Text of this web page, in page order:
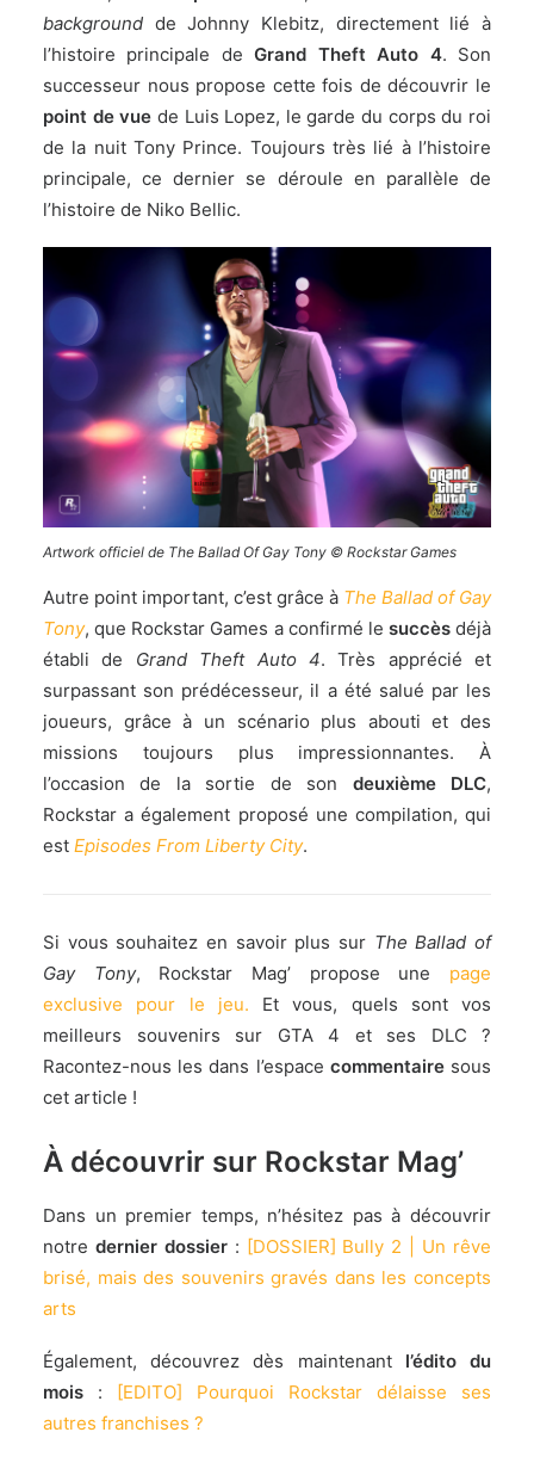
background de Johnny Klebitz, directement lié à
l’histoire principale deGrand Theft Auto 4. Son
successeur nous propose cette fois de découvrir le
point de vue de Luis Lopez, le garde du corps du roi
de la nuit Tony Prince. Toujours très lié à l’histoire
principale, ce dernier se déroule en parallèle de
l’histoire de Niko Bellic.
Artwork officiel de The Ballad Of Gay Tony © Rockstar Games
Autre point important, c’est grâce à The Ballad of Gay
Tony, que Rockstar Games a confirmé le succèsdéjà
établi de Grand Theft Auto 4. Très apprécié et
surpassant son prédécesseur, il a été salué par les
joueurs, grâce à un scénario plus abouti et des
missions toujours plus impressionnantes. À
l’occasion de la sortie de son deuxième DLC,
Rockstar a également proposé une compilation, qui
est Episodes From LibertyCity.
Si vous souhaitez en savoir plus sur The Ballad of
Gay Tony, Rockstar Mag’ propose une
page
exclusive pour le jeu.
Et vous, quels sont vos
meilleurs souvenirs sur GTA 4 et ses DLC ?
Racontez-nous les dans l’espace commentairesous
cet article !
À découvrir sur Rockstar Mag’
Dans un premier temps, n’hésitez pas à découvrir
notre dernier dossier: [DOSSIER] Bully 2 | Un rêve
brisé, mais des souvenirs gravés dans les concepts
arts
Également, découvrez dès maintenant l’édito du
mois :
[EDITO] Pourquoi Rockstar délaisse ses
autres franchises ?